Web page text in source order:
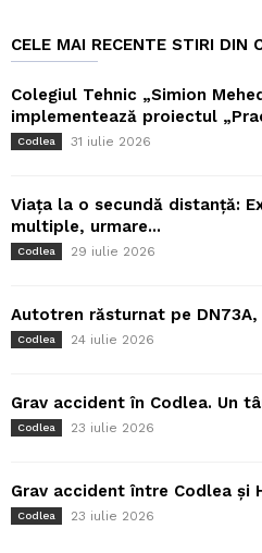
CELE MAI RECENTE STIRI DIN
Colegiul Tehnic „Simion
implementează proiectul
Codlea 31 iulie 2026
Viața la o secundă distanță:
multiple, urmare...
Codlea 29 iulie 2026
Autotren răsturnat pe DN73A,
Codlea 24 iulie 2026
Grav accident în Codlea. Un
Codlea 23 iulie 2026
Grav accident între Codlea și
Codlea 23 iulie 2026